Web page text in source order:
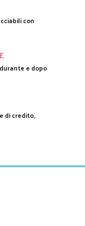
con
e dopo
di credito,